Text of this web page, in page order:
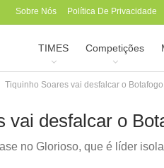
Sobre Nós Política De Privacidade
TIMES Competições
Tiquinho Soares vai desfalcar o
vai desfalcar o
no Glorioso, que é líder